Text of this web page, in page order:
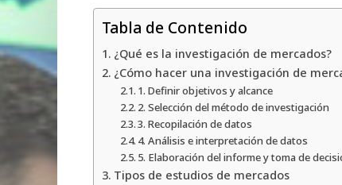
Tabla de Contenido
¿Qué es la investigación de mercados?
¿Cómo hacer una investigación de
1. Definir objetivos y alcance
2. Selección del método de investigación
3. Recopilación de datos
4. Análisis e interpretación de datos
5. Elaboración del informe y toma de
Tipos de estudios de mercados